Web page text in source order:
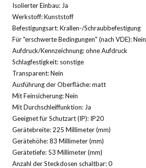
Isolierter Einbau: Ja
Werkstoff: Kunststoff
Befestigungsart: Krallen-/Schraubbefestigung
Für "erschwerte Bedingungen" (nach VDE): Nein
Aufdruck/Kennzeichnung: ohne Aufdruck
Schlagfestigkeit: sonstige
Transparent: Nein
Ausführung der Oberfläche: matt
Mit Feinsicherung: Nein
Mit Durchschleiffunktion: Ja
Geeignet für Schutzart (IP): IP20
Gerätebreite: 225 Millimeter (mm)
Gerätehöhe: 83 Millimeter (mm)
Gerätetiefe: 53 Millimeter (mm)
Anzahl der Steckdosen schaltbar: 0